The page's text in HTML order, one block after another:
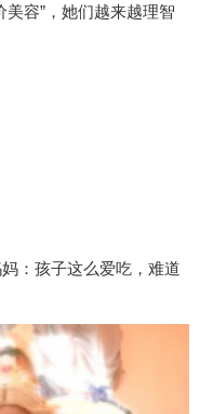
美容”，她们越来越理智
：孩子这么爱吃，难道